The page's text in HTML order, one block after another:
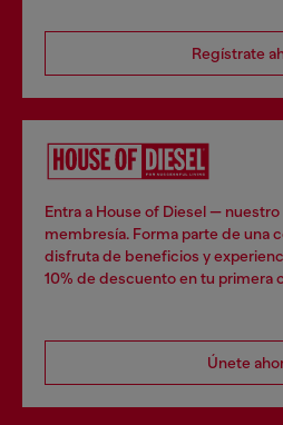
Regístrate
Entra a House of Diesel —
membresía. Forma parte de una
disfruta de beneficios y
10% de descuento en tu primera
Únete